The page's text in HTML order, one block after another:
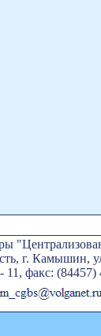
г. Камышин,
11, факс: (84457)